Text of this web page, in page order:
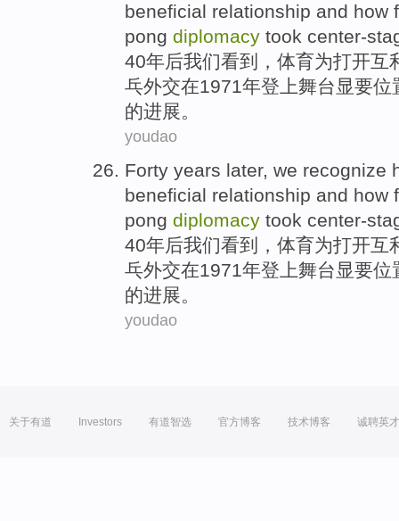
beneficial relationship and how
pong diplomacy took center-
40年后我们看到 ， 体育为打开互
乓外交在1971年登上舞台显要位
的进展。
youdao
Forty years later, we recognize
beneficial relationship and how
pong diplomacy took center-
40年后我们看到 ， 体育为打开互
乓外交在1971年登上舞台显要位
的进展。
youdao
关于有道 Investors 有道智选 官方博客 技术博客 诚聘英才